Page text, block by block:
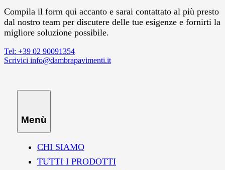
Compila il form qui accanto e sarai contattato al più presto
dal nostro team per discutere delle tue esigenze e fornirti la
migliore soluzione possibile.
Tel: +39 02 90091354
Scrivici info@dambrapavimenti.it
Menù
CHI SIAMO
TUTTI I PRODOTTI